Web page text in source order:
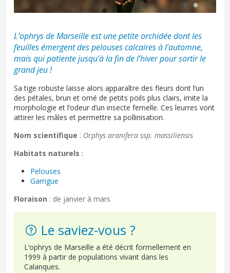
L’ophrys de Marseille est une petite orchidée dont les
feuilles émergent des pelouses calcaires à l’automne,
mais qui patiente jusqu’à la fin de l’hiver pour sortir le
grand jeu !
Sa tige robuste laisse alors apparaître des fleurs dont l’un
des pétales, brun et orné de petits poils plus clairs, imite la
morphologie et l’odeur d’un insecte femelle. Ces leurres vont
attirer les mâles et permettre sa pollinisation.
Nom scientifique : Orphys aranifera ssp. massiliensis
Habitats naturels :
Pelouses
Garrigue
Floraison : de janvier à mars
Le saviez-vous ?
L’ophrys de Marseille a été décrit formellement en
1999 à partir de populations vivant dans les
Calanques.